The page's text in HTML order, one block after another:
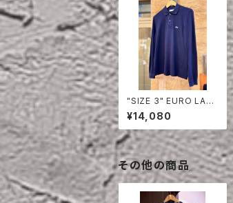
"SIZE 3" EURO LAC
OSTE POLO SHIRT
LONG SLEEVE
¥14,080
その他の商品